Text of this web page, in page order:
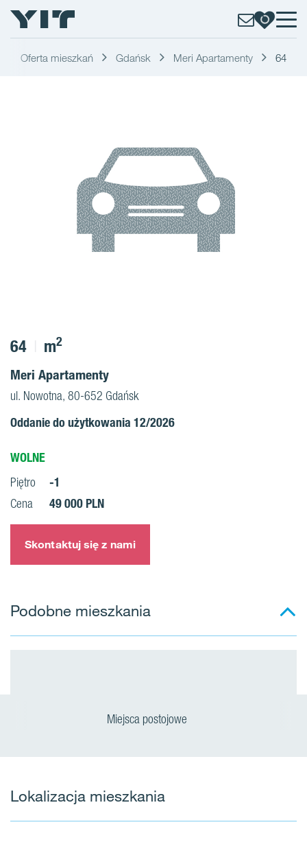
Oferta mieszkań Gdańsk Meri Apartamenty 64
64 m2
Meri Apartamenty
ul. Nowotna, 80-652 Gdańsk
Oddanie do użytkowania 12/2026
WOLNE
Piętro -1
Cena 49 000 PLN
Skontaktuj się z nami
Podobne mieszkania
Miejsca postojowe
Lokalizacja mieszkania